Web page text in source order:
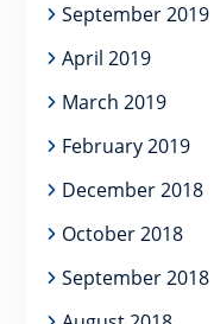
September 2019
April 2019
March 2019
February 2019
December 2018
October 2018
September 2018